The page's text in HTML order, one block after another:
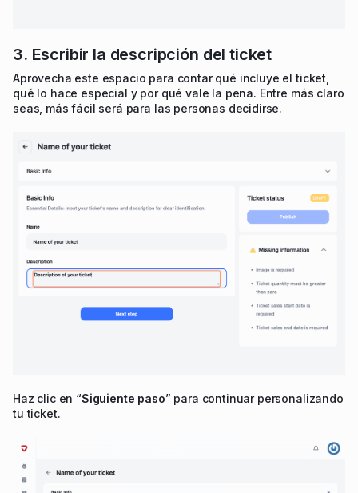
3. Escribir la descripción del ticket
Aprovecha este espacio para contar qué incluye el ticket,
qué lo hace especial y por qué vale la pena. Entre más claro
seas, más fácil será para las personas decidirse.
Haz clic en “Siguiente paso” para continuar personalizando
tu ticket.